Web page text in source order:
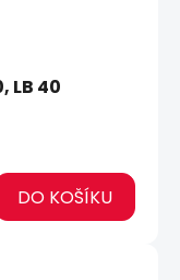
LB 40
DO KOŠÍKU